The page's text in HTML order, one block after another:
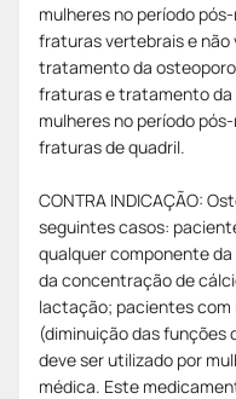
mulheres no período
fraturas vertebrais e
tratamento da
fraturas e tratamento
mulheres no período
fraturas de quadril.
CONTRA INDICAÇÃO:
seguintes casos:
qualquer componente
da concentração de
lactação; pacientes com
(diminuição das funções
deve ser utilizado por
médica. Este